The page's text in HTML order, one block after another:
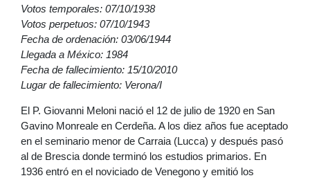
Votos temporales: 07/10/1938
Votos perpetuos: 07/10/1943
Fecha de ordenación: 03/06/1944
Llegada a México: 1984
Fecha de fallecimiento: 15/10/2010
Lugar de fallecimiento: Verona/I
El P. Giovanni Meloni nació el 12 de julio de 1920 en San
Gavino Monreale en Cerdeña. A los diez años fue aceptado
en el seminario menor de Carraia (Lucca) y después pasó
al de Brescia donde terminó los estudios primarios. En
1936 entró en el noviciado de Venegono y emitió los